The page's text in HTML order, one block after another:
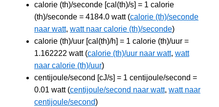
calorie (th)/seconde [cal(th)/s] = 1 calorie
(th)/seconde = 4184.0 watt (calorie (th)/seconde
naar watt, watt naar calorie (th)/seconde)
calorie (th)/uur [cal(th)/h] = 1 calorie (th)/uur =
1.162222 watt (calorie (th)/uur naar watt, watt
naar calorie (th)/uur)
centijoule/second [cJ/s] = 1 centijoule/second =
0.01 watt (centijoule/second naar watt, watt naar
centijoule/second)